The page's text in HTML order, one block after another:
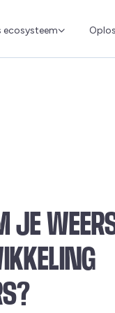
ecosysteem
JE